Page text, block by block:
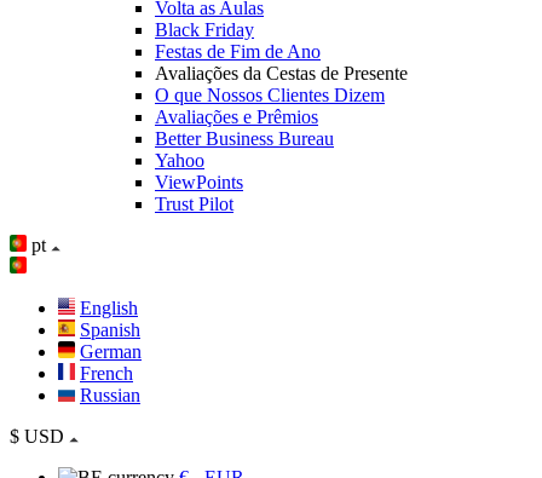
Volta as Aulas
Black Friday
Festas de Fim de Ano
Avaliações da Cestas de Presente
O que Nossos Clientes Dizem
Avaliações e Prêmios
Better Business Bureau
Yahoo
ViewPoints
Trust Pilot
pt
English
Spanish
German
French
Russian
$ USD